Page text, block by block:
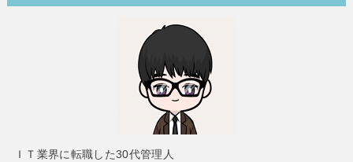
ＩＴ業界に転職した30代管理人